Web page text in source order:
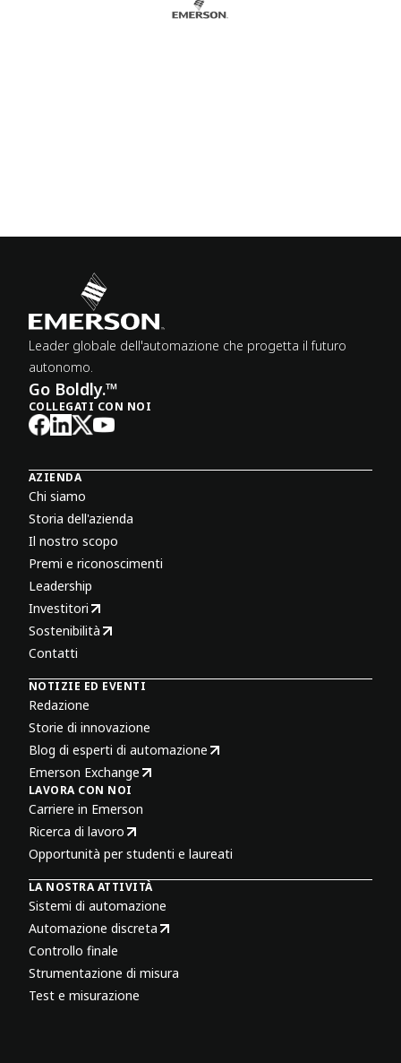
Leader globale dell'automazione che progetta il futuro
autonomo.
Go Boldly.™
COLLEGATI CON NOI
AZIENDA
Chi siamo
Storia dell'azienda
Il nostro scopo
Premi e riconoscimenti
Leadership
Investitori
Sostenibilità
Contatti
NOTIZIE ED EVENTI
Redazione
Storie di innovazione
Blog di esperti di automazione
Emerson Exchange
LAVORA CON NOI
Carriere in Emerson
Ricerca di lavoro
Opportunità per studenti e laureati
LA NOSTRA ATTIVITÀ
Sistemi di automazione
Automazione discreta
Controllo finale
Strumentazione di misura
Test e misurazione